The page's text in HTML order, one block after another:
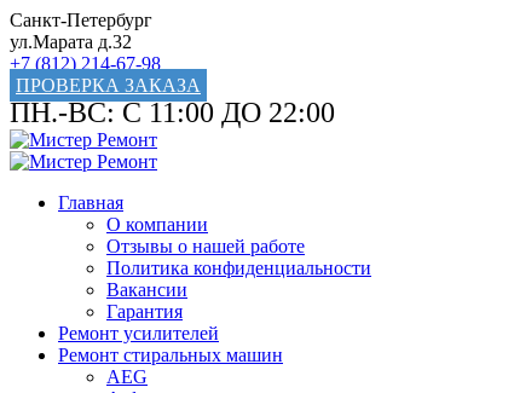
Санкт-Петербург
ул.Марата д.32
+7 (812) 214-67-98
ПРОВЕРКА ЗАКАЗА
ПН.-ВС: С 11:00 ДО 22:00
Главная
О компании
Отзывы о нашей работе
Политика конфиденциальности
Вакансии
Гарантия
Ремонт усилителей
Ремонт стиральных машин
AEG